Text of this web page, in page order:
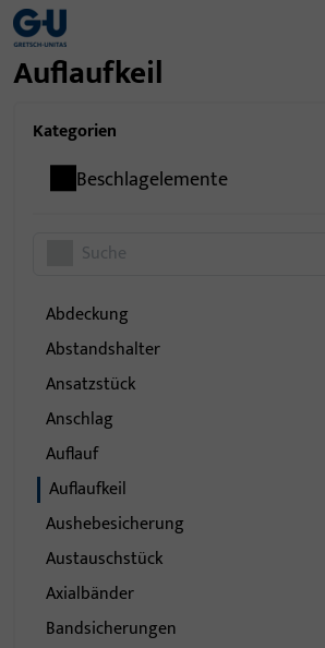
Auflaufkeil
Kategorien
Beschlagelemente
Abdeckung
Abstandshalter
Ansatzstück
Anschlag
Auflauf
Auflaufkeil
Aushebesicherung
Austauschstück
Axialbänder
Bandsicherungen